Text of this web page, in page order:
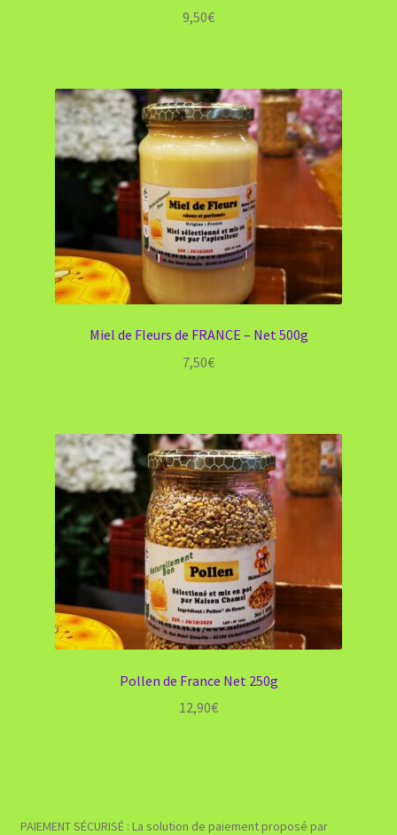
9,50€
Miel de Fleurs de FRANCE – Net 500g
7,50€
Pollen de France Net 250g
12,90€
PAIEMENT SÉCURISÉ : La solution de paiement proposé par